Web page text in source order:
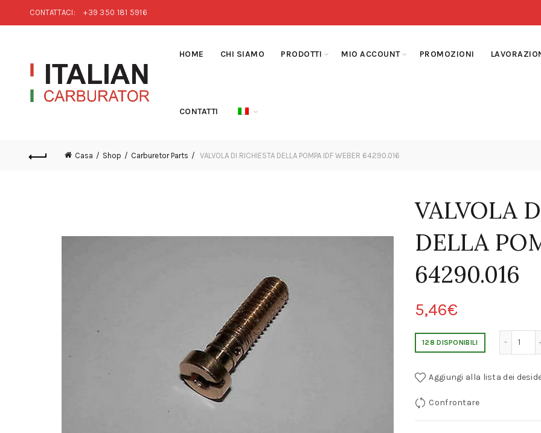
CONTATTACI: +39 350 181 5916
HOME CHI SIAMO PRODOTTI MIO ACCOUNT PROMOZIONI
CONTATTI
Casa Shop Carburetor Parts VALVOLA DI RICHIESTA DELLA POMPA IDF WEBER 64290.016
VALVOLA
DELLA
64290.016
5,46€
128 DISPONIBILI
VALVOLA DI RICHIESTA DELLA
Aggiungi alla lista dei
Confrontare